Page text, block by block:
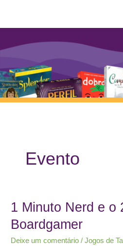
conteúdo
Evento
1 Minuto Nerd e o
Boardgamer
Deixe um comentário /Jogos de